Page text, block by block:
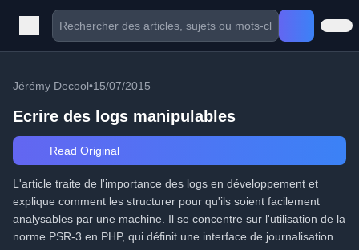
Jérémy Decool•15/07/2015
Ecrire des logs manipulables
Read Original
L'article traite de l'importance des logs en développement et
explique comment les structurer pour qu'ils soient facilement
analysables par une machine. Il se concentre sur l'utilisation de la
norme PSR-3 en PHP, qui définit une interface de journalisation